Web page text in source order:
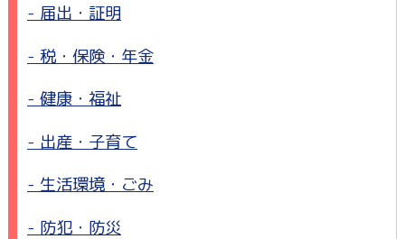
届出・証明
税・保険・年金
健康・福祉
出産・子育て
生活環境・ごみ
防犯・防災